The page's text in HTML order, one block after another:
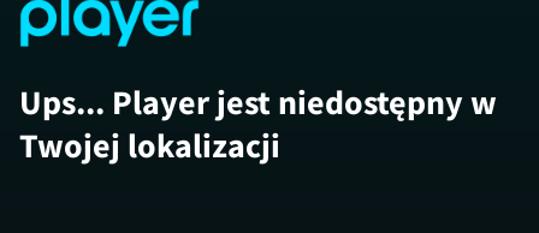
Ups... Player jest niedostępny w
Twojej lokalizacji